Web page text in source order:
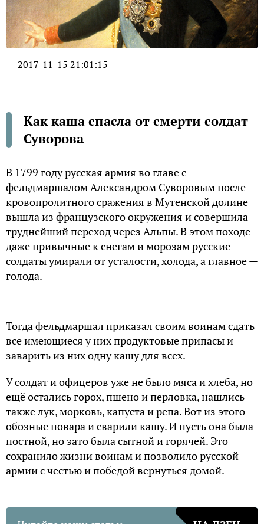
2017-11-15 21:01:15
Как каша спасла от смерти солдат
Суворова
В 1799 году русская армия во главе с
фельдмаршалом Александром Суворовым после
кровопролитного сражения в Мутенской долине
вышла из французского окружения и совершила
труднейший переход через Альпы. В этом походе
даже привычные к снегам и морозам русские
солдаты умирали от усталости, холода, а главное —
голода.
Тогда фельдмаршал приказал своим воинам сдать
все имеющиеся у них продуктовые припасы и
заварить из них одну кашу для всех.
У солдат и офицеров уже не было мяса и хлеба, но
ещё остались горох, пшено и перловка, нашлись
также лук, морковь, капуста и репа. Вот из этого
обозные повара и сварили кашу. И пусть она была
постной, но зато была сытной и горячей. Это
сохранило жизни воинам и позволило русской
армии с честью и победой вернуться домой.